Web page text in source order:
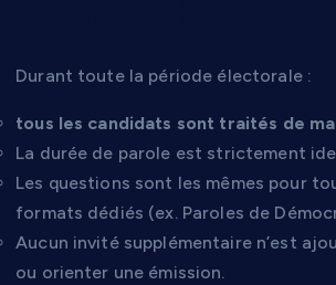
Durant toute la période électorale :
tous les candidats sont traités de
La durée de parole est strictement
Les questions sont les mêmes pour
formats dédiés (ex. Paroles de
Aucun invité supplémentaire n’est
ou orienter une émission.